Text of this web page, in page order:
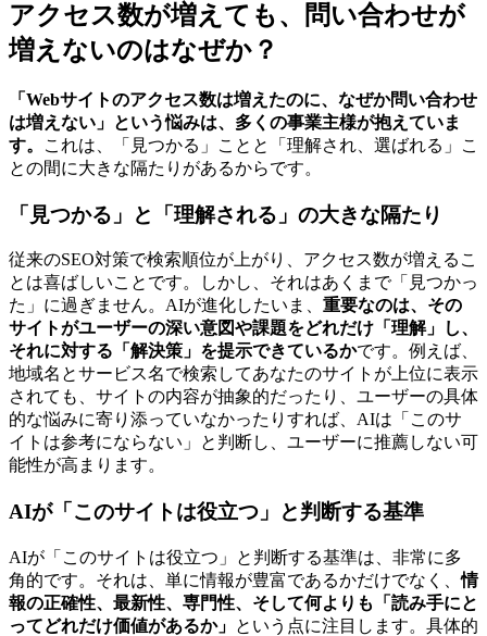
アクセス数が増えても、問い合わせが
増えないのはなぜか？
「Webサイトのアクセス数は増えたのに、なぜか問い合わせ
は増えない」という悩みは、多くの事業主様が抱えていま
す。
これは、「見つかる」ことと「理解され、選ばれる」こ
との間に大きな隔たりがあるからです。
「見つかる」と「理解される」の大きな隔たり
従来のSEO対策で検索順位が上がり、アクセス数が増えるこ
とは喜ばしいことです。しかし、それはあくまで「見つかっ
た」に過ぎません。AIが進化したいま、 重要なのは、その
サイトがユーザーの深い意図や課題をどれだけ「理解」し、
それに対する「解決策」を提示できているかです。例えば、
地域名とサービス名で検索してあなたのサイトが上位に表示
されても、サイトの内容が抽象的だったり、ユーザーの具体
的な悩みに寄り添っていなかったりすれば、AIは「このサ
イトは参考にならない」と判断し、ユーザーに推薦しない可
能性が高まります。
AIが「このサイトは役立つ」と判断する基準
AIが「このサイトは役立つ」と判断する基準は、非常に多
角的です。それは、単に情報が豊富であるかだけでなく、情
報の正確性、最新性、専門性、そして何よりも「読み手にと
ってどれだけ価値があるか」 という点に注目します。具体的